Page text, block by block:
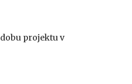
projektu v